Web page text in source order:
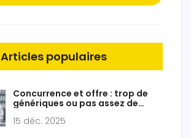
Articles populaires
Concurrence et offre : trop de
génériques ou pas assez de
15 déc. 2025